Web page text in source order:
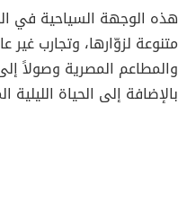
هذه الوجهة السياحية في
متنوعة لزوّارها، وتجارب غير
والمطاعم المصرية وصولاً إلى
بالإضافة إلى الحياة الليلية